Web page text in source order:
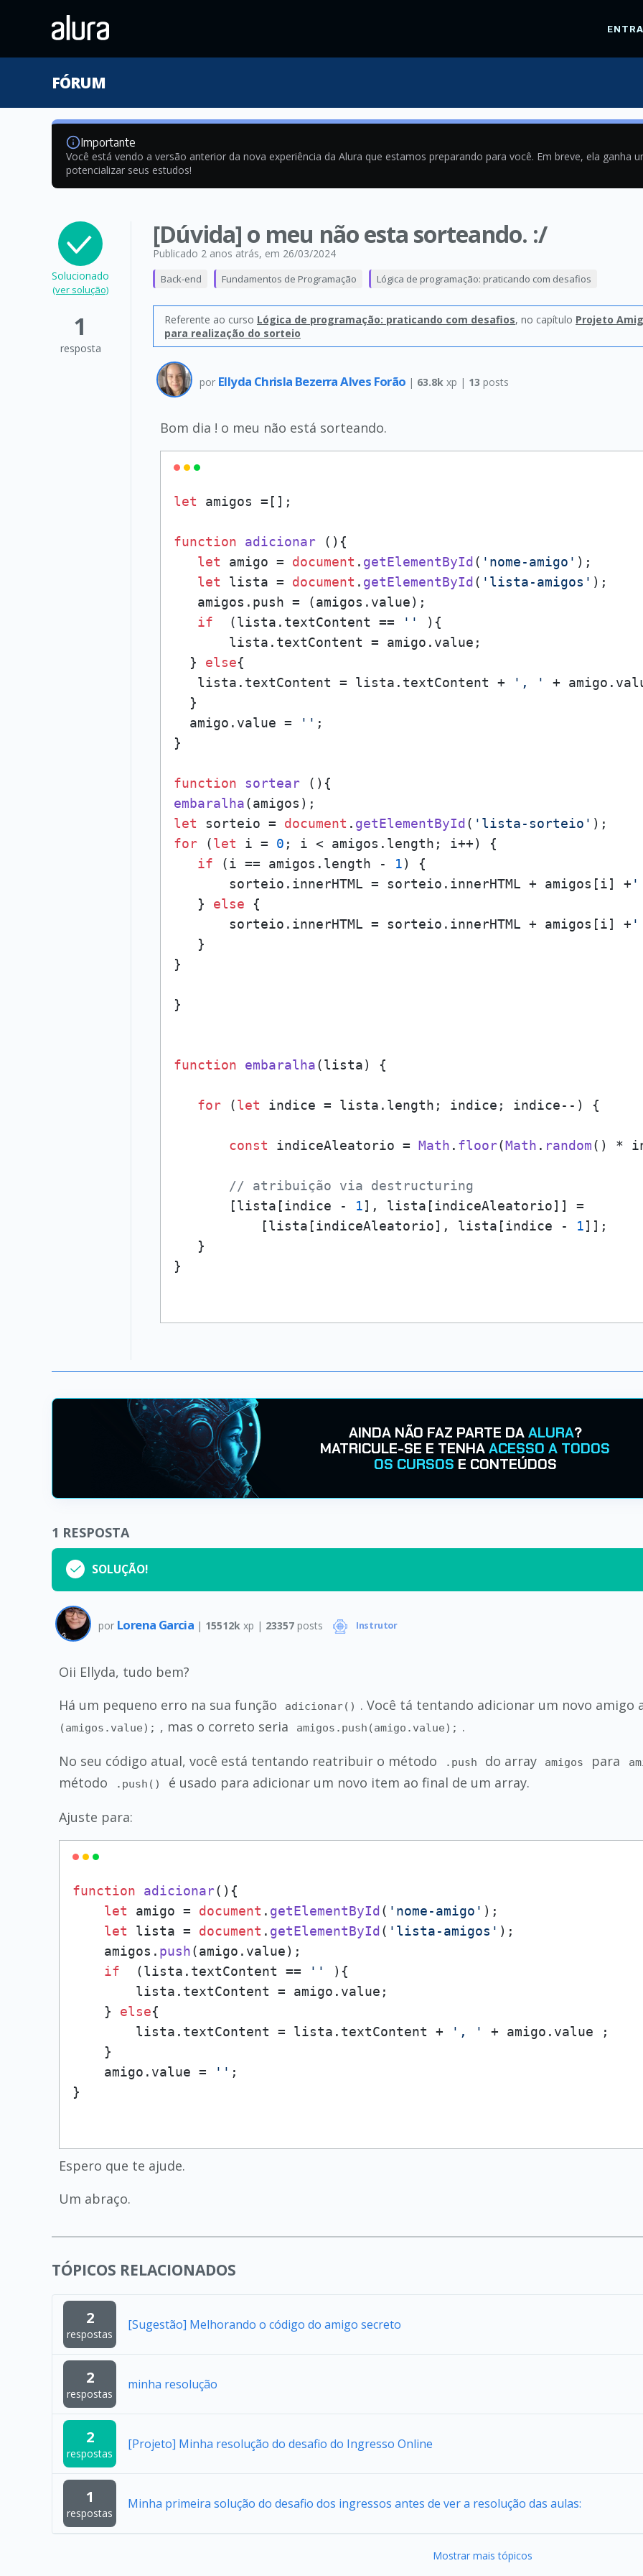
FÓRUM
Importante
Você está vendo a versão anterior da nova experiência da Alura que estamos preparando para você. Em breve, ela ganha
potencializar seus estudos!
Solucionado
(ver solução)
1
resposta
[Dúvida] o meu não esta sorteando. :/
Publicado 2 anos atrás, em 26/03/2024
Back-end Fundamentos de Programação Lógica de programação: praticando com desafios
Referente ao curso Lógica de programação: praticando com desafios, no capítulo Projeto
para realização do sorteio
por Ellyda Chrisla Bezerra Alves Forão | 63.8k xp | 13 posts
Bom dia ! o meu não está sorteando.
let amigos =[];
function adicionar (){
let amigo = document . getElementById ( 'nome-amigo' );
let lista = document . getElementById ( 'lista-amigos' );
   amigos.
push = (amigos. value);
if
  (lista.
textContent == ''
){
       lista.
textContent = amigo. value ;
  }
else{
   lista.
textContent = lista. textContent + ', ' + amigo.
  }
  amigo.
value = '' ;
}
function sortear
embaralha
let sorteio = document . getElementById ( 'lista-sorteio'
for (let i = 0 ; i < amigos. length ; i++) {
if (i == amigos. length - 1) {
       sorteio.
innerHTML = sorteio. innerHTML + amigos[i] + '
   }
else {
       sorteio.
innerHTML = sorteio. innerHTML + amigos[i] + '
   }
}
}
function embaralha(lista) {
for (let indice = lista. length ; indice; indice--) {
const indiceAleatorio = Math . floor(Math . random() *
// atribuição via destructuring
       [lista[indice -
1], lista[indiceAleatorio]] =
           [lista[indiceAleatorio], lista[indice -
1]];
   }
AINDA NÃO FAZ PARTE DAALURA?
MATRICULE-SE E TENHAACESSO A TODOS
OS CURSOS E CONTEÚDOS
1 RESPOSTA
SOLUÇÃO!
por Lorena Garcia | 15512k xp | 23357posts Instrutor
Oii Ellyda, tudo bem?
Há um pequeno erro na sua função
adicionar() . Você tá tentando adicionar um novo amigo
(amigos.value); , mas o correto seria amigos.push(amigo.value); .
No seu código atual, você está tentando reatribuir o método
.push do array amigos para
método
.push()
é usado para adicionar um novo item ao final de um array.
Ajuste para:
function adicionar( ){
let amigo = document . getElementById ( 'nome-amigo' );
let lista = document . getElementById ( 'lista-amigos' );
    amigos.
push(amigo. value);
if
  (lista.
textContent == ''
){
        lista.
textContent = amigo. value ;
    }
else{
        lista.
textContent = lista. textContent + ', ' + amigo. value ;
    }
    amigo.
value = '' ;
Espero que te ajude.
Um abraço.
TÓPICOS RELACIONADOS
2
respostas
[Sugestão] Melhorando o código do amigo secreto
2
respostas
minha resolução
2
respostas
[Projeto] Minha resolução do desafio do Ingresso Online
1
respostas
Minha primeira solução do desafio dos ingressos antes de ver a resolução das aulas:
Mostrar mais tópicos